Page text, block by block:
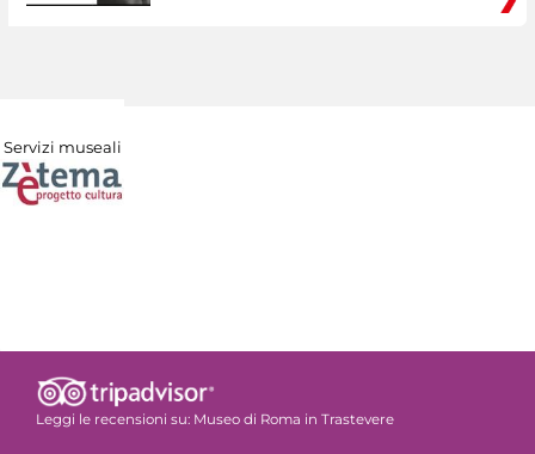
Servizi museali
Leggi le recensioni su: Museo di Roma in Trastevere